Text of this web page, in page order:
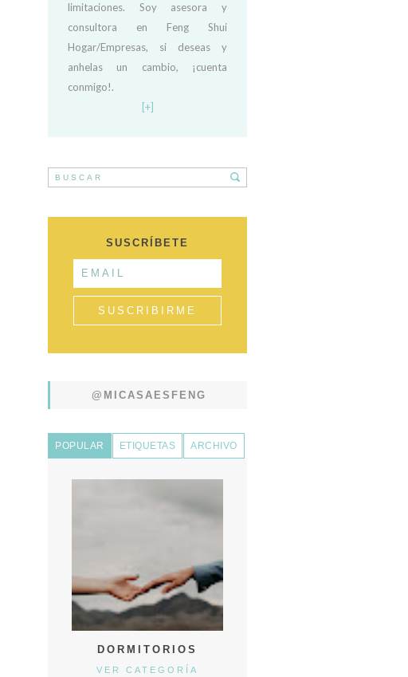
limitaciones. Soy asesora y
consultora en Feng Shui
Hogar/Empresas, si deseas y
anhelas un cambio, ¡cuenta
conmigo!.
[+]
SUSCRÍBETE
@MICASAESFENG
POPULAR ETIQUETAS ARCHIVO
DORMITORIOS
VER CATEGORÍA